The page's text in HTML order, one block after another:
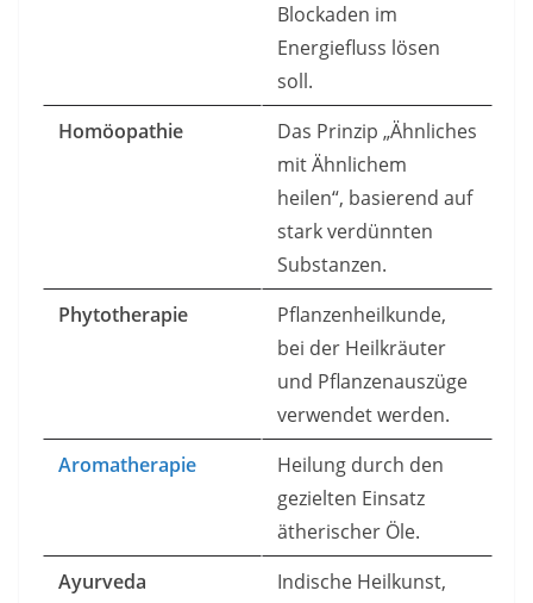
Blockaden im
Energiefluss lösen
soll.
Homöopathie
Das Prinzip „Ähnliches
mit Ähnlichem
heilen“, basierend auf
stark verdünnten
Substanzen.
Phytotherapie
Pflanzenheilkunde,
bei der Heilkräuter
und Pflanzenauszüge
verwendet werden.
Aromatherapie
Heilung durch den
gezielten Einsatz
ätherischer Öle.
Ayurveda
Indische Heilkunst,